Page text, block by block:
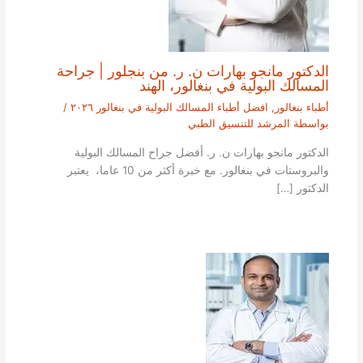
الدكتور مانجو بهارات ن. ر. من بنجلور | جراحة
المسالك البولية في بنغالور، الهند
أطباء بنغالور , افضل أطباء المسالك البولية في بنغالور ٢٠٢٦
/
بواسطة المرشد للتنسيق الطبي
الدكتور مانجو بهارات ن. ر. أفضل جراح المسالك البولية
والبروستات في بنغالور. مع خبرة أكثر من 10 عاما، يعتبر
الدكتور […]